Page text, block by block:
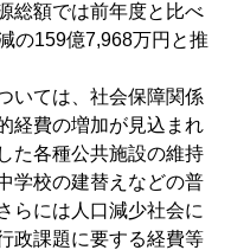
総額では前年度と比べ
の159億7,968万円と推
いては、社会保障関係
経費の増加が見込まれ
た各種公共施設の維持
学校の建替えなどの普
らには人口減少社会に
政課題に要する経費等